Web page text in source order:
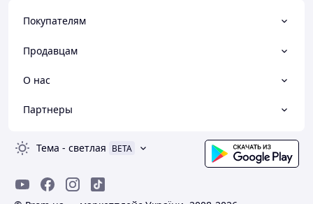
Покупателям
Продавцам
О нас
Партнеры
Тема - светлая BETA